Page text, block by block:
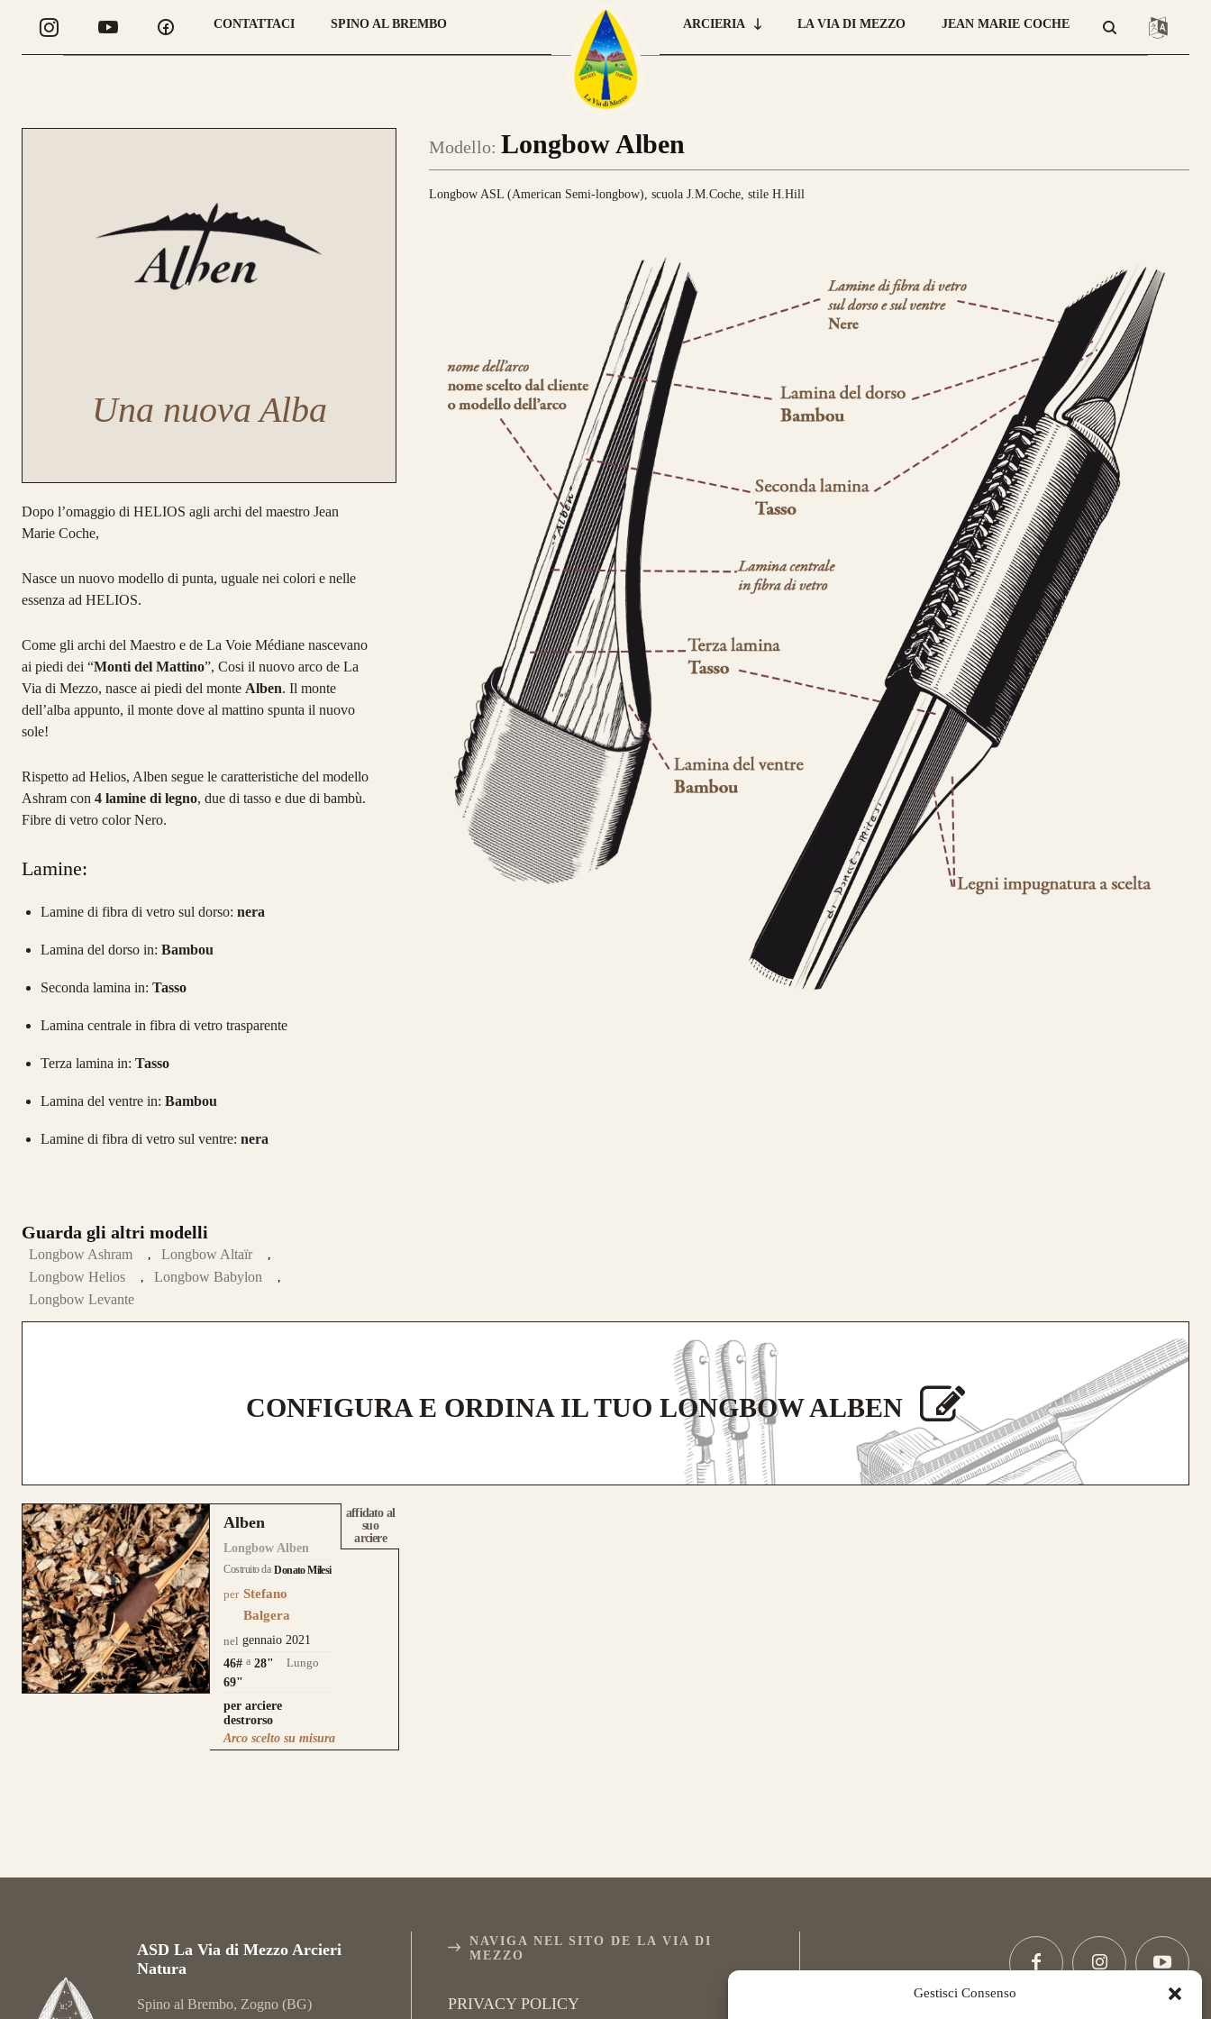
Gestisci Consenso
CONTATTACI SPINO AL BREMBO ARCIERIA LA VIA DI MEZZO JEAN MARIE COCHE
Una nuova Alba
Dopo l’omaggio di HELIOS agli archi del maestro Jean
Marie Coche,
Nasce un nuovo modello di punta, uguale nei colori e nelle
essenza ad HELIOS.
Come gli archi del Maestro e de La Voie Médiane nascevano
ai piedi dei “Monti del Mattino”, Cosi il nuovo arco de La
Via di Mezzo, nasce ai piedi del monte Alben. Il monte
dell’alba appunto, il monte dove al mattino spunta il nuovo
sole!
Rispetto ad Helios, Alben segue le caratteristiche del modello
Ashram con 4 lamine di legno, due di tasso e due di bambù.
Fibre di vetro color Nero.
Lamine:
Lamine di fibra di vetro sul dorso: nera
Lamina del dorso in: Bambou
Seconda lamina in: Tasso
Lamina centrale in fibra di vetro trasparente
Terza lamina in: Tasso
Lamina del ventre in: Bambou
Lamine di fibra di vetro sul ventre: nera
Guarda gli altri modelli
Longbow Ashram
Longbow Altaïr
Longbow Helios
Longbow Babylon
Longbow Levante
Modello: Longbow Alben
Longbow ASL (American Semi-longbow), scuola J.M.Coche, stile H.Hill
CONFIGURA E ORDINA IL TUO LONGBOW ALBEN
Alben
Longbow Alben
Costruito da Donato Milesi
per Stefano
Balgera
nel gennaio 2021
46# a 28"
Lungo
69"
per arciere
destrorso
affidato al
suo
arciere
Arco scelto su misura
ASD La Via di Mezzo Arcieri
Natura
Spino al Brembo, Zogno (BG)
NAVIGA NEL SITO DE LA VIA DI
MEZZO
PRIVACY POLICY